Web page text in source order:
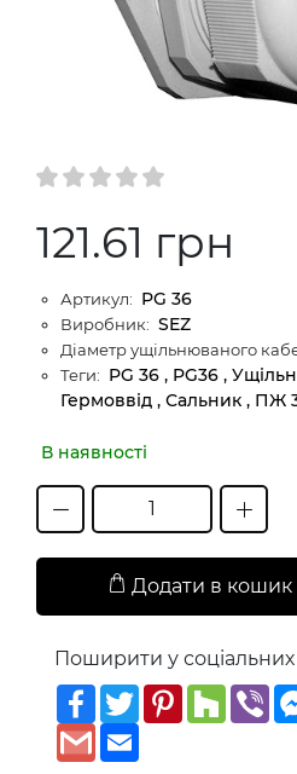
121.61 грн
Артикул: PG 36
Виробник: SEZ
Діаметр ущільнюваного
Теги: PG 36 , PG36 ,
Гермоввід , Сальник , ПЖ
В наявності
Додати в кошик
Поширити у
Facebook
TwitterPinterest
Houzz
Gmail